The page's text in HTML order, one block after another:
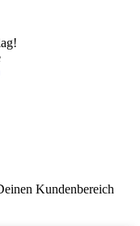
Kundenbereich